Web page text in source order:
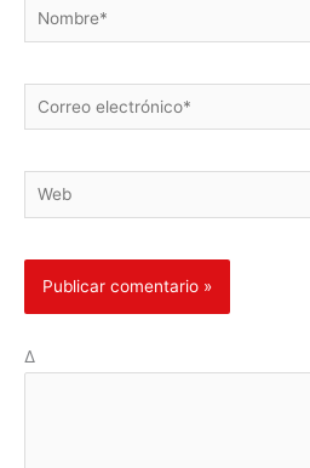
Nombre*
Correo
electrónico*
Web
Δ